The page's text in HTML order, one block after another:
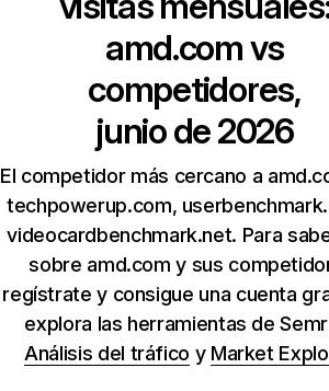
amd.comvs
competidores,
junio de 2026
El competidor más cercano a
techpowerup.com,
videocardbenchmark.net. Para
sobre amd.com y sus
regístrate y consigue una cuenta
explora las herramientas de
Análisis del tráfico y Market